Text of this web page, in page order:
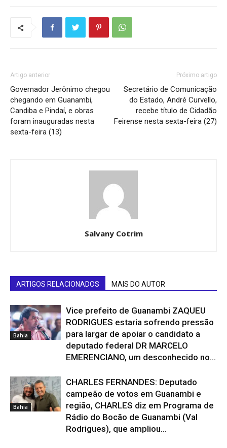
Artigo anterior
Governador Jerônimo chegou
chegando em Guanambi,
Candiba e Pindaí, e obras
foram inauguradas nesta
sexta-feira (13)
Próximo artigo
Secretário de Comunicação
do Estado, André Curvello,
recebe título de Cidadão
Feirense nesta sexta-feira (27)
Salvany Cotrim
ARTIGOS RELACIONADOS MAIS DO AUTOR
Bahia
Vice prefeito de Guanambi ZAQUEU
RODRIGUES estaria sofrendo pressão
para largar de apoiar o candidato a
deputado federal DR MARCELO
EMERENCIANO, um desconhecido no...
Bahia
CHARLES FERNANDES: Deputado
campeão de votos em Guanambi e
região, CHARLES diz em Programa de
Rádio do Bocão de Guanambi (Val
Rodrigues), que ampliou...